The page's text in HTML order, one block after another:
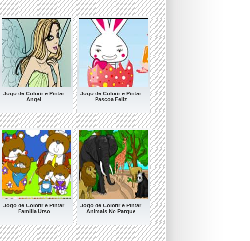
Jogo de Colorir e Pintar
Angel
Jogo de Colorir e Pintar
Pascoa Feliz
Jogo de Colorir e Pintar
Familia Urso
Jogo de Colorir e Pintar
Animais No Parque